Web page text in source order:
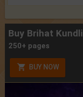
Buy Brihat Kundli
250+ pages
BUY NOW